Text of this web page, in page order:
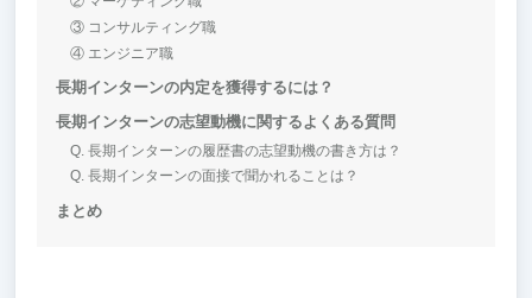
③ コンサルティング職
④ エンジニア職
長期インターンの内定を獲得するには？
長期インターンの志望動機に関するよくある質問
Q. 長期インターンの履歴書の志望動機の書き方は？
Q. 長期インターンの面接で聞かれることは？
まとめ